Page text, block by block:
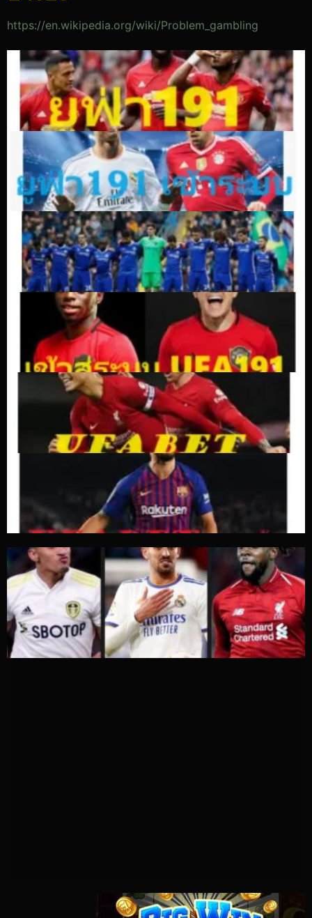
https://en.wikipedia.org/wiki/Problem_gambling